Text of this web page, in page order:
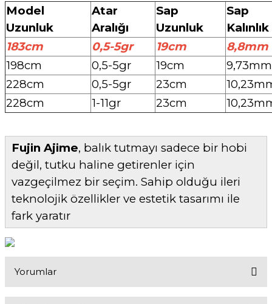
Model
Uzunluk
Atar
Aralığı
Sap
Uzunluk
Sap
Kalınlık
183cm
0,5-5gr 19cm
8,8mm
198cm
0,5-5gr 19cm
9,73mm
228cm
0,5-5gr 23cm
228cm
1-11gr 23cm
Fujin Ajime, balık tutmayı sadece bir hobi
değil, tutku haline getirenler için
vazgeçilmez bir seçim. Sahip olduğu ileri
teknolojik özellikler ve estetik tasarımı ile
fark yaratır
Yorumlar